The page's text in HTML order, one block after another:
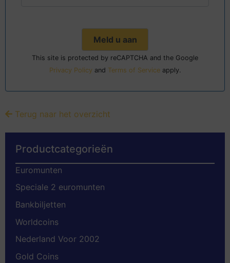
This site is protected by reCAPTCHA and the Google
Privacy Policy and Terms of Service apply.
Terug naar het overzicht
Productcategorieën
Euromunten
Speciale 2 euromunten
Bankbiljetten
Worldcoins
Nederland Voor 2002
Gold Coins